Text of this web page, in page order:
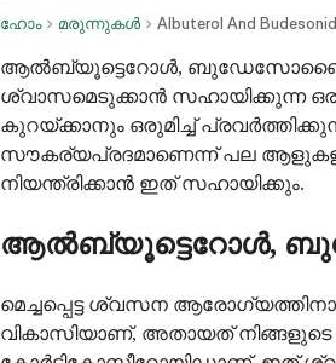
ഹോം മരുന്നുകൾ Albuterol And
ആൽബ്യൂട്ടെറോൾ, ബുഡേസോണൈഡ്
ശ്വാസമെടുക്കാൻ സഹായിക്കുന്ന
കുറയ്ക്കാനും ഒരുമിച്ച്
സൗകര്യപ്രദമാണെന്ന് പല ആളുകളും
നിയന്ത്രിക്കാൻ ഇത് സഹായിക്കും.
ആൽബ്യൂട്ടെറോൾ,
മെച്ചപ്പെട്ട ശ്വസന
വികാസിയാണ്, അതായത്